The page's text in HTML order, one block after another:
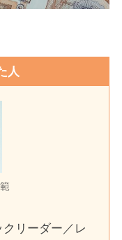
人
リーダー／レ